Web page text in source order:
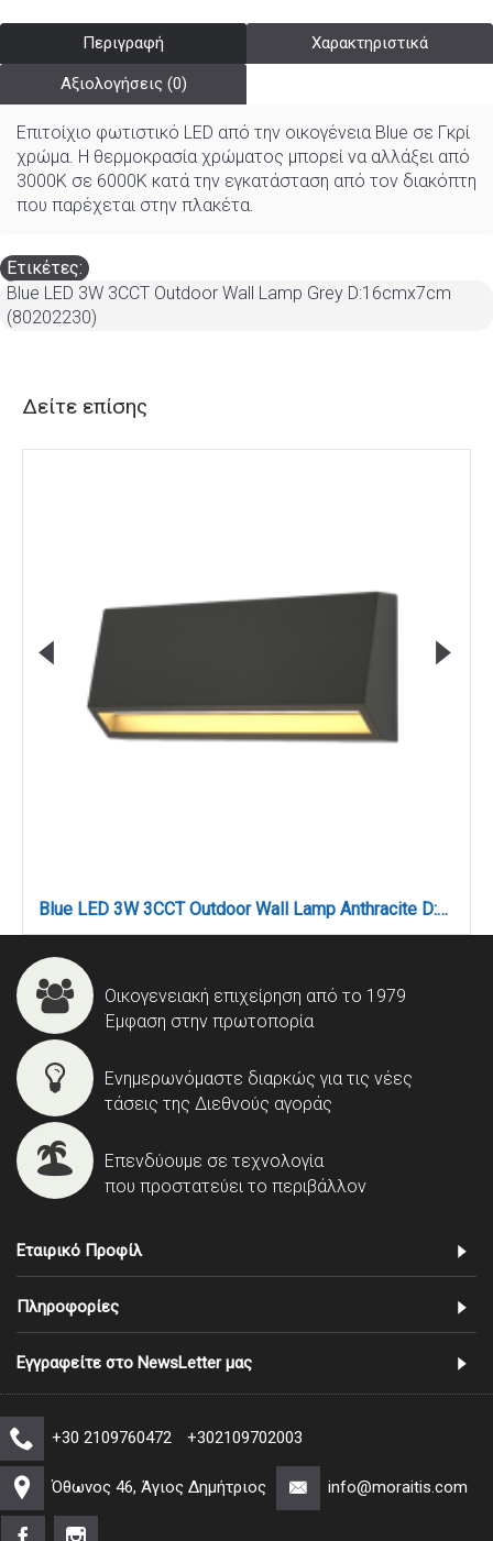
Περιγραφή Χαρακτηριστικά
Αξιολογήσεις (0)
Επιτοίχιο φωτιστικό LED από την οικογένεια Blue σε Γκρί
χρώμα. Η θερμοκρασία χρώματος μπορεί να αλλάξει από
3000K σε 6000K κατά την εγκατάσταση από τον διακόπτη
που παρέχεται στην πλακέτα.
Ετικέτες:
Blue LED 3W 3CCT Outdoor Wall Lamp Grey D:16cmx7cm
(80202230)
Δείτε επίσης
Blue LED 3W 3CCT Outdoor Wall Lamp Anthracite D:16cmx7cm (80202240)
Οικογενειακή επιχείρηση από το 1979
Έμφαση στην πρωτοπορία
Ενημερωνόμαστε διαρκώς για τις νέες
τάσεις της Διεθνούς αγοράς
Επενδύουμε σε τεχνολογία
που προστατεύει το περιβάλλον
Εταιρικό Προφίλ
Πληροφορίες
Εγγραφείτε στο NewsLetter μας
+30 2109760472 +302109702003
Όθωνος 46, Άγιος Δημήτριος info@moraitis.com